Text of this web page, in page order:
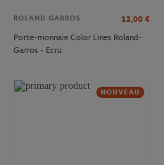
ROLAND GARROS 12,00 €
Porte-monnaie Color Lines Roland-
Garros - Ecru
NOUVEAU